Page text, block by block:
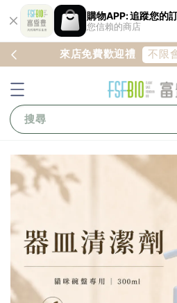
購物APP: 追蹤您的
您信賴的商店
冊 來店免費歡迎禮 不限
搜尋